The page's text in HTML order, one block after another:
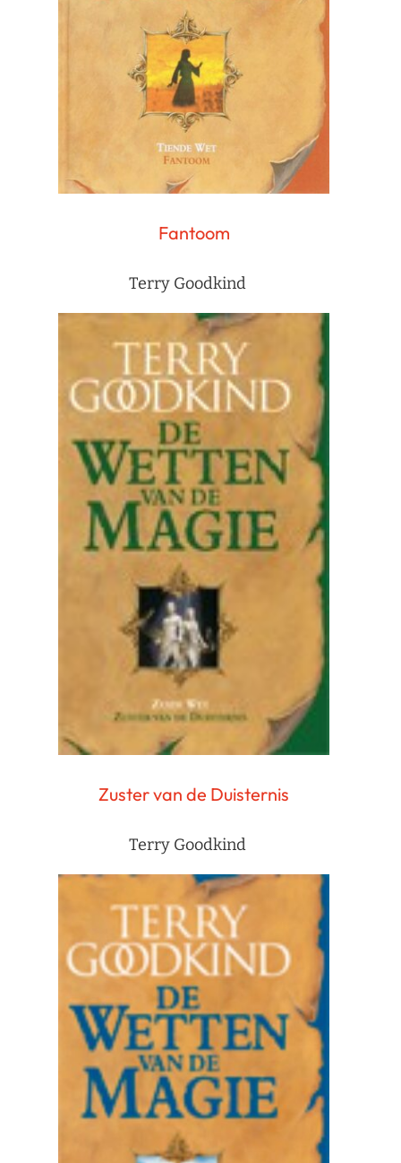
Fantoom
Terry Goodkind
Zuster van de Duisternis
Terry Goodkind